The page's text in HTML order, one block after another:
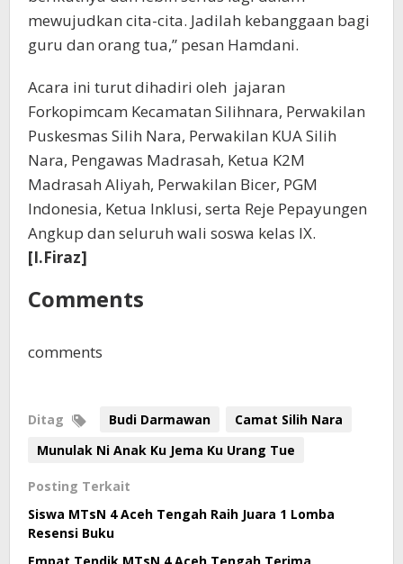
mewujudkan cita-cita. Jadilah kebanggaan bagi
guru dan orang tua,” pesan Hamdani.
Acara ini turut dihadiri oleh jajaran
Forkopimcam Kecamatan Silihnara, Perwakilan
Puskesmas Silih Nara, Perwakilan KUA Silih
Nara, Pengawas Madrasah, Ketua K2M
Madrasah Aliyah, Perwakilan Bicer, PGM
Indonesia, Ketua Inklusi, serta Reje Pepayungen
Angkup dan seluruh wali soswa kelas IX.
[I.Firaz]
Comments
comments
Ditag Budi Darmawan
Camat Silih Nara
Munulak Ni Anak Ku Jema Ku Urang Tue
Posting Terkait
Siswa MTsN 4 Aceh Tengah Raih Juara 1 Lomba
Resensi Buku
Empat Tendik MTsN 4 Aceh Tengah Terima